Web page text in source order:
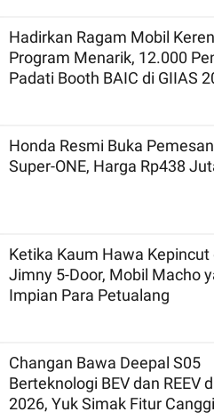
Hadirkan Ragam Mobil
Program Menarik, 12.000
Padati Booth BAIC di GIIAS
Honda Resmi Buka
Super-ONE, Harga Rp438
Ketika Kaum Hawa Kepincut
Jimny 5-Door, Mobil Macho
Impian Para Petualang
Changan Bawa Deepal S05
Berteknologi BEV dan REEV
2026, Yuk Simak Fitur